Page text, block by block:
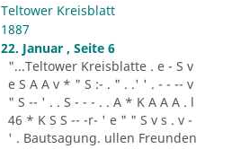
Teltower Kreisblatt
1887
22. Januar , Seite 6
"...Teltower Kreisblatte . e - S v
e S A A v * " S :- . " . .' ' . - - -- v
" S -- ' . . S - - - . . A * K A A A . l
46 * K S S -- -r- ' e " " S v s . v -
' . Bautsagung. ullen Freunden